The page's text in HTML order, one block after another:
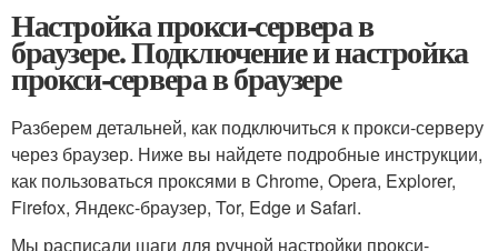
Настройка прокси-сервера в
браузере. Подключение и настройка
прокси-сервера в браузере
Разберем детальней, как подключиться к прокси-серверу
через браузер. Ниже вы найдете подробные инструкции,
как пользоваться проксями в Chrome, Opera, Explorer,
Firefox, Яндекс-браузер, Tor, Edge и Safari.
Мы расписали шаги для ручной настройки прокси-